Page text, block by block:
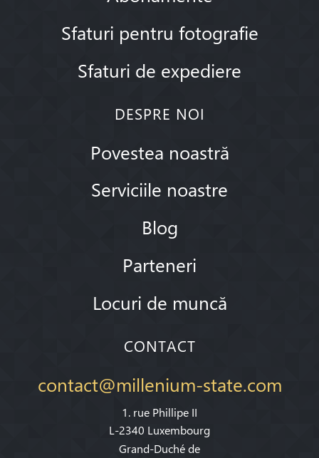
Sfaturi pentru fotografie
Sfaturi de expediere
DESPRE NOI
Povestea noastră
Serviciile noastre
Blog
Parteneri
Locuri de muncă
CONTACT
contact@millenium-state.com
1. rue Phillipe II
L-2340 Luxembourg
Grand-Duché de